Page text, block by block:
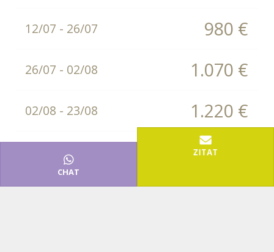
12/07 - 26/07 980 €
26/07 - 02/08 1.070 €
02/08 - 23/08 1.220 €
23/08 - 30/08 750 €
600 €
CHAT
ZITAT